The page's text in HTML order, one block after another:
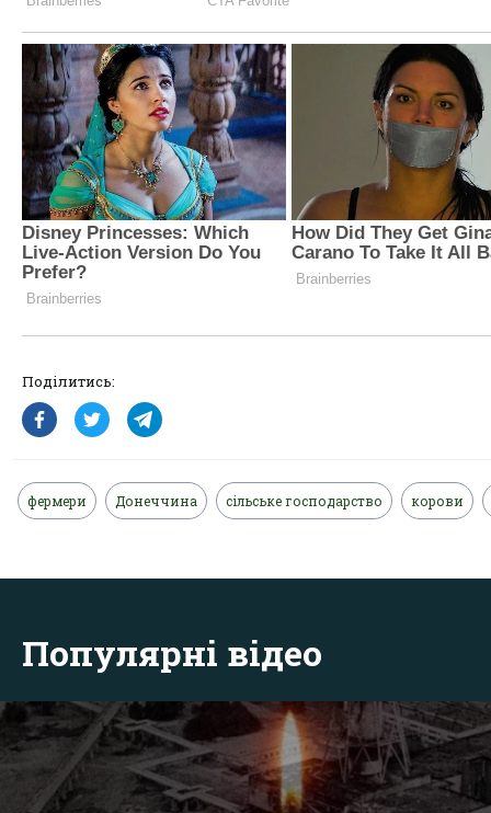
Поділитись:
фермери Донеччина сільське господарство корови
Популярні відео